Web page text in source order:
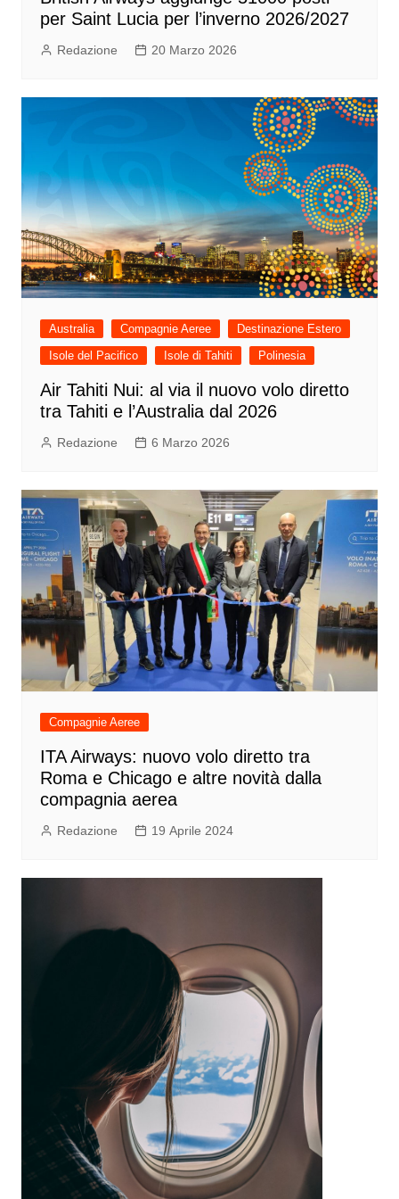
per Saint Lucia per l’inverno 2026/2027
Redazione 20 Marzo 2026
Australia Compagnie Aeree
Destinazione Estero
Isole del Pacifico
Isole di Tahiti Polinesia
Air Tahiti Nui: al via il nuovo volo diretto
tra Tahiti e l’Australia dal 2026
Redazione 6 Marzo 2026
Compagnie Aeree
ITA Airways: nuovo volo diretto tra
Roma e Chicago e altre novità dalla
compagnia aerea
Redazione 19 Aprile 2024